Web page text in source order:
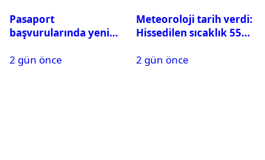
Pasaport
başvurularında yeni
2 gün önce
Meteoroloji tarih verdi:
Hissedilen sıcaklık 55
2 gün önce